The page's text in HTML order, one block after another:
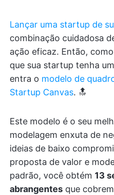
Lançar uma startup de
combinação cuidadosa
ação eficaz. Então,
que sua startup tenha
entra o modelo de
Startup Canvas. 🔝
Este modelo é o seu
modelagem enxuta de
ideias de baixo
proposta de valor e
padrão, você obtém 13
abrangentes que